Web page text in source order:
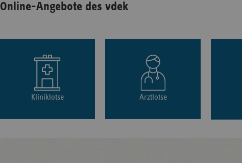
Online-Angebote des vdek
Kliniklotse Arztlotse